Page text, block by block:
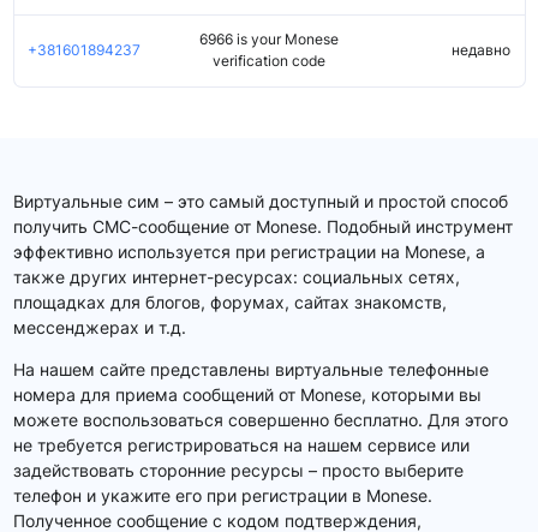
+381601894237
6966 is your Monese
verification code
недавно
Виртуальные сим – это самый доступный и простой способ
получить СМС-сообщение от Monese. Подобный инструмент
эффективно используется при регистрации на Monese, а
также других интернет-ресурсах: социальных сетях,
площадках для блогов, форумах, сайтах знакомств,
мессенджерах и т.д.
На нашем сайте представлены виртуальные телефонные
номера для приема сообщений от Monese, которыми вы
можете воспользоваться совершенно бесплатно. Для этого
не требуется регистрироваться на нашем сервисе или
задействовать сторонние ресурсы – просто выберите
телефон и укажите его при регистрации в Monese.
Полученное сообщение с кодом подтверждения,